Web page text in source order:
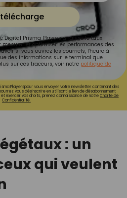
Digital Prisma Players analyse le taux
mesurer et optimiser les performances des
si vous ouvrez les courriels, l'heure à
des informations sur le terminal que
sur ces traceurs, voir notre politique de
Playerspour vous envoyer votre newsletter contenant des
vous désinscrire en utilisant le lien de désabonnement
exercer vos droits, prenez connaissance de notreCharte de
Confidentialité.
: un
qui veulent